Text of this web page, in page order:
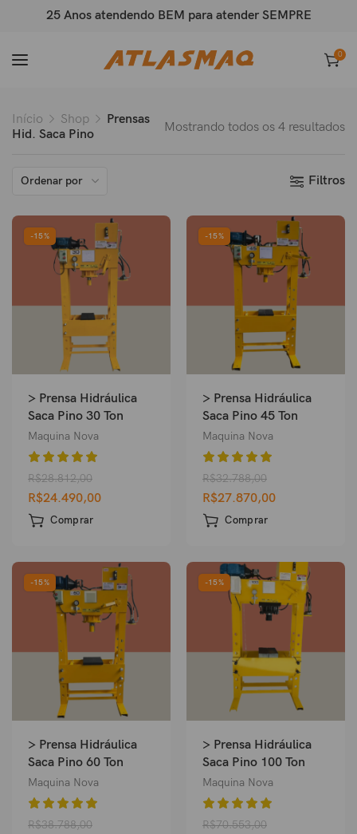
25 Anos atendendo BEM para atender SEMPRE
0
Início Shop
Prensas
Hid. Saca Pino
Mostrando todos os 4 resultados
Ordenar por Filtros
-15%
> Prensa Hidráulica
Saca Pino 30 Ton
Maquina Nova
R$28.812,00
R$24.490,00
Comprar
-15%
> Prensa Hidráulica
Saca Pino 45 Ton
Maquina Nova
R$32.788,00
R$27.870,00
Comprar
-15%
> Prensa Hidráulica
Saca Pino 60 Ton
Maquina Nova
R$38.788,00
-15%
> Prensa Hidráulica
Saca Pino 100 Ton
Maquina Nova
R$70.553,00